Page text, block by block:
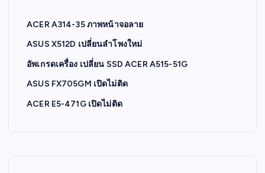
ACER A314-35 ภาพหน้าจอลาย
ASUS X512D เปลี่ยนลำโพงใหม่
อัพเกรดเครื่อง เปลี่ยน SSD ACER A515-51G
ASUS FX705GM เปิดไม่ติด
ACER E5-471G เปิดไม่ติด